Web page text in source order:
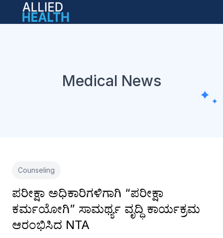
Open main menu
Medical News
Counseling
ಪರೀಕ್ಷಾ ಅಧಿಕಾರಿಗಳಿಗಾಗಿ “ಪರೀಕ್ಷಾ
ಕರ್ಮಯೋಗಿ” ಸಾಮರ್ಥ್ಯ ವೃದ್ಧಿ ಕಾರ್ಯಕ್ರಮ
ಆರಂಭಿಸಿದ NTA